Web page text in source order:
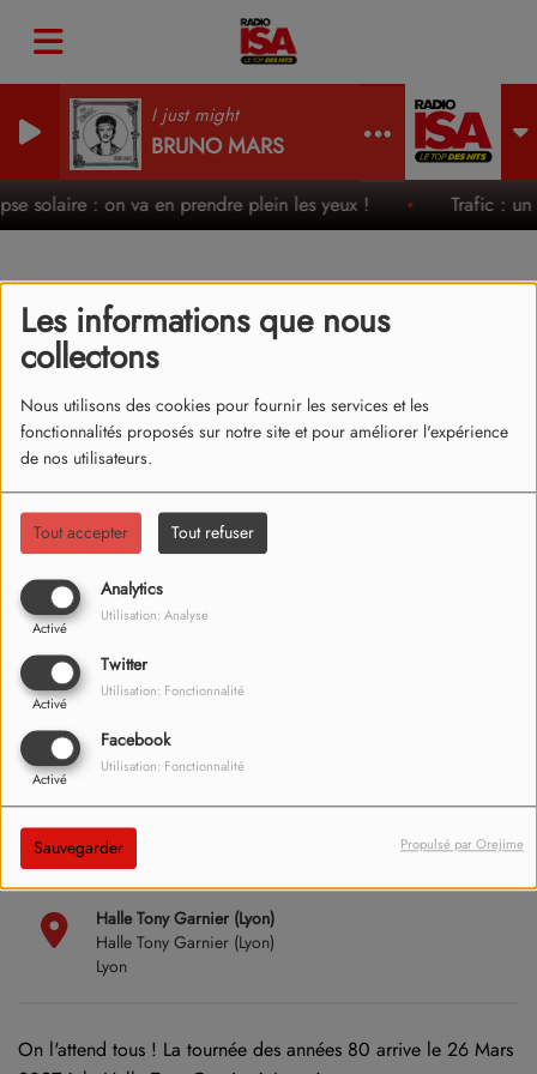
Les informations que nous
collectons
Nous utilisons des cookies pour fournir les services et les
fonctionnalités proposés sur notre site et pour améliorer l'expérience
de nos utilisateurs.
Tout accepter Tout refuser
Analytics
Activé
Utilisation: Analyse
Twitter
Activé
Utilisation: Fonctionnalité
Facebook
Activé
Utilisation: Fonctionnalité
Sauvegarder Propulsé par Orejime
I just might
BRUNO MARS
solaire : on va en prendre plein les yeux ! Trafic : un
LES ANNÉES 80 - HALLE
TONY GARNIER (LYON)
Le 06 mars 2027
20:00 - 22:00
Halle Tony Garnier (Lyon)
Halle Tony Garnier (Lyon)
Lyon
On l'attend tous ! La tournée des années 80 arrive le 26 Mars